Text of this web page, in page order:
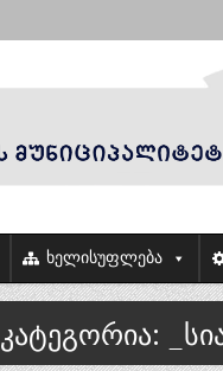
ხელისუფლება
კატეგორია: